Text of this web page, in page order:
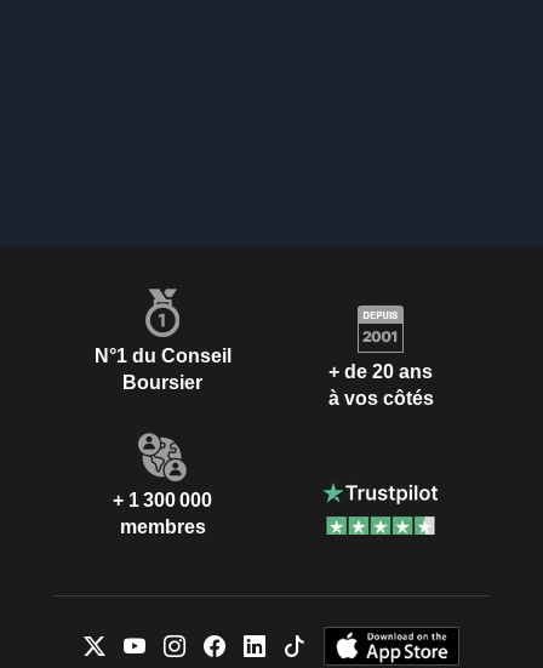
N°1 du Conseil
Boursier
+ de 20 ans
à vos côtés
+ 1 300 000
membres